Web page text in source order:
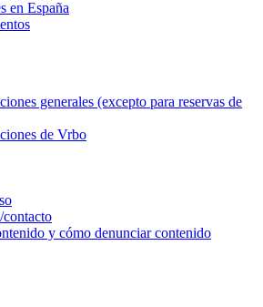
en España
generales (excepto para reservas de
de Vrbo
y cómo denunciar contenido